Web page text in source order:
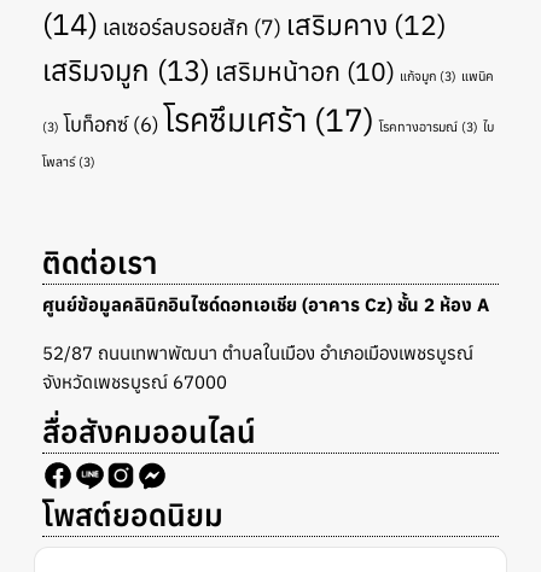
(14) เลเซอร์ลบรอยสัก (7) เสริมคาง (12)
เสริมจมูก (13) เสริมหน้าอก (10) แก้จมูก (3) แพนิค
(3) โบท็อกซ์(6) โรคซึมเศร้า (17) โรคทางอารมณ์ (3) ไบ
โพลาร์(3)
ติดต่อเรา
ศูนย์ข้อมูลคลินิกอินไซด์ดอทเอเชีย (อาคาร Cz) ชั้น 2 ห้อง A
52/87 ถนนเทพาพัฒนา ตำบลในเมือง อำเภอเมืองเพชรบูรณ์
จังหวัดเพชรบูรณ์ 67000
สื่อสังคมออนไลน์
โพสต์ยอดนิยม